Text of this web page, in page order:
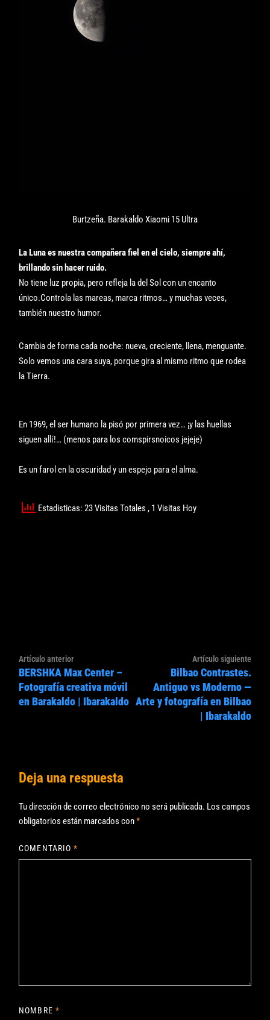
Burtzeña. Barakaldo Xiaomi 15 Ultra
La Luna es nuestra compañera fiel en el cielo, siempre ahí,
brillando sin hacer ruido.
No tiene luz propia, pero refleja la del Sol con un encanto
único.Controla las mareas, marca ritmos… y muchas veces,
también nuestro humor.
Cambia de forma cada noche: nueva, creciente, llena, menguante.
Solo vemos una cara suya, porque gira al mismo ritmo que rodea
la Tierra.
En 1969, el ser humano la pisó por primera vez… ¡y las huellas
siguen allí!… (menos para los comspirsnoicos jejeje)
Es un farol en la oscuridad y un espejo para el alma.
Estadisticas: 23 Visitas Totales, 1 Visitas Hoy
Navegación
de
entradas
Artículo anteriorArtículo
anterior:
BERSHKA Max Center –
Fotografía creativa móvil
en Barakaldo | Ibarakaldo
Artículo siguiente
Bilbao Contrastes.
Antiguo vs Moderno —
Arte y fotografía en Bilbao
| Ibarakaldo
Deja una respuesta
Tu dirección de correo electrónico no será publicada. Los campos
obligatorios están marcados con*
COMENTARIO*
NOMBRE *